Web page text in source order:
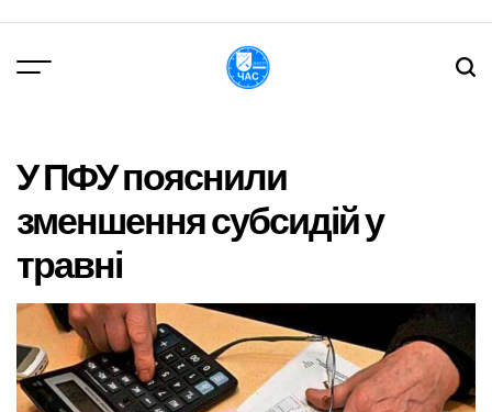
вмісту
У ПФУ пояснили
зменшення субсидій у
травні